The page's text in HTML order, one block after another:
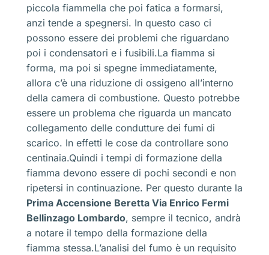
piccola fiammella che poi fatica a formarsi,
anzi tende a spegnersi. In questo caso ci
possono essere dei problemi che riguardano
poi i condensatori e i fusibili.La fiamma si
forma, ma poi si spegne immediatamente,
allora c’è una riduzione di ossigeno all’interno
della camera di combustione. Questo potrebbe
essere un problema che riguarda un mancato
collegamento delle condutture dei fumi di
scarico. In effetti le cose da controllare sono
centinaia.Quindi i tempi di formazione della
fiamma devono essere di pochi secondi e non
ripetersi in continuazione. Per questo durante la
Prima Accensione Beretta Via Enrico Fermi
Bellinzago Lombardo, sempre il tecnico, andrà
a notare il tempo della formazione della
fiamma stessa.L’analisi del fumo è un requisito